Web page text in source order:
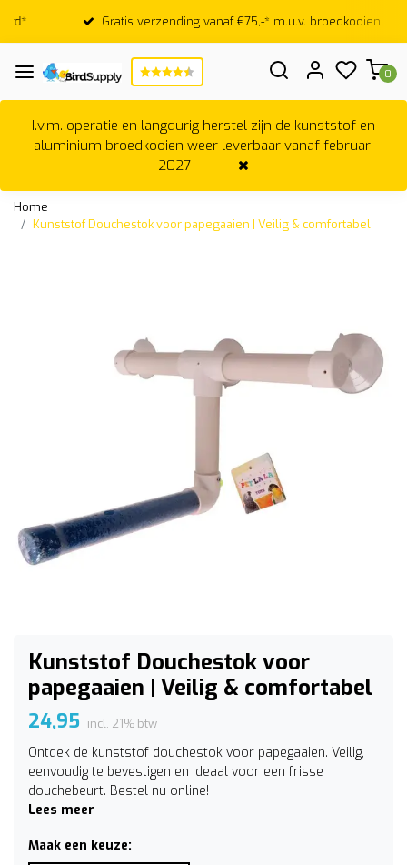
Gratis verzending vanaf €75,-* m.u.v. broedkooien
0
I.v.m. operatie en langdurig herstel zijn de kunststof en
aluminium broedkooien weer leverbaar vanaf februari
2027
Home
Kunststof Douchestok voor papegaaien | Veilig & comfortabel
Kunststof Douchestok voor
papegaaien | Veilig & comfortabel
24,95 incl. 21% btw
Ontdek de kunststof douchestok voor papegaaien. Veilig,
eenvoudig te bevestigen en ideaal voor een frisse
douchebeurt. Bestel nu online!
Lees meer
Maak een keuze: